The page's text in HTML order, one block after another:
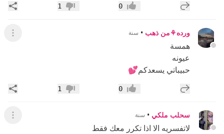
إضافة رد جديد إعجاب0 عدم إعجاب
1
ورده⚘️من ذهب • سنة عرض
همسة
عيونه
حبيباتي يسعدكم💕
إضافة رد جديد إعجاب0 عدم إعجاب
1
سحلب ملكي • سنة عرض
لاتفسريه الا اذا تكرر معك فقط